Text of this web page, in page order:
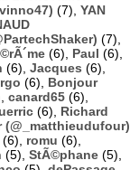
(7), YAN
(7),
(6), Paul (6),
(6), Jacques (6),
(6), Bonjour
canard65 (6),
(6), Richard
(@_matthieudufour)
(6), romu (6),
(5), StÃ©phane (5),